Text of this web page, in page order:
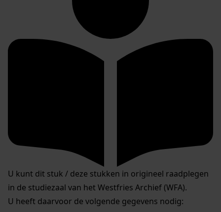
U kunt dit stuk / deze stukken in origineel raadplegen
in de studiezaal van het Westfries Archief (WFA).
U heeft daarvoor de volgende gegevens nodig: